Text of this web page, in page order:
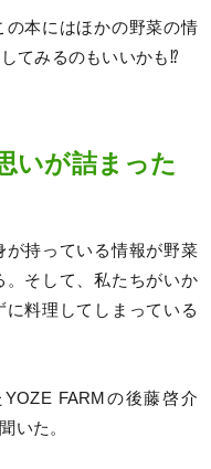
本にはほかの野菜の情
てみるのもいいかも⁉
いが詰まった
が持っている情報が野菜
そして、私たちがいか
料理してしまっている
FARMの後藤啓介
いた。